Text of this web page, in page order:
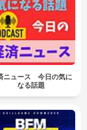
ニュース 今日の気に
なる話題